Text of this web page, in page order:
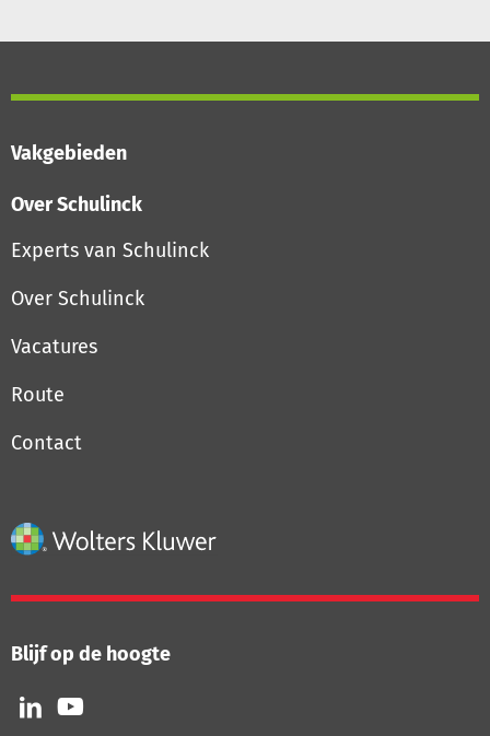
Vakgebieden
Over Schulinck
Experts van Schulinck
Over Schulinck
Vacatures
Route
Contact
Blijf op de hoogte
Volg
ons
Volg
ons